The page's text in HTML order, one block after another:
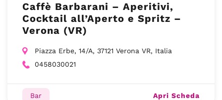
Caffè Barbarani – Aperitivi,
Cocktail all’Aperto e Spritz –
Verona (VR)
Piazza Erbe, 14/A, 37121 Verona VR, Italia
0458030021
Bar Apri Scheda